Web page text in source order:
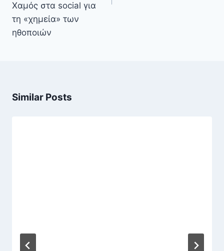
Χαμός στα social για
τη «χημεία» των
ηθοποιών
Similar Posts